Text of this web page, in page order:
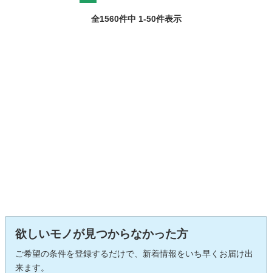
全1560件中 1-50件表示
欲しいモノが見つからなかった方
ご希望の条件を登録するだけで、新着情報をいち早くお届け出
来ます。